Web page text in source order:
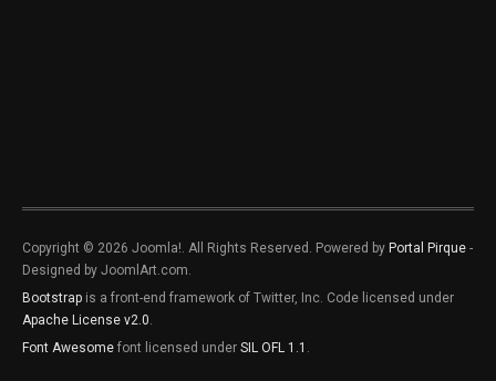
Copyright © 2026 Joomla!. All Rights Reserved. Powered by Portal Pirque -
Designed by JoomlArt.com.
Bootstrap is a front-end framework of Twitter, Inc. Code licensed under
Apache License v2.0
Font Awesome font licensed under SIL OFL 1.1